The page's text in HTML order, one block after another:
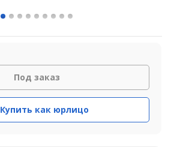
Под заказ
Купить как юрлицо